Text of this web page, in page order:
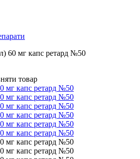
60 мг капс ретард №50
товар